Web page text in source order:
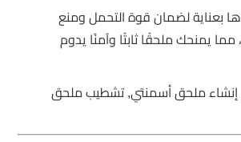
بعناية لضمان قوة التحمل ومنع
يمنحك ملحقًا ثابتًا وآمنًا يدوم
إنشاء ملحق أسمنتي, تشطيب ملحق